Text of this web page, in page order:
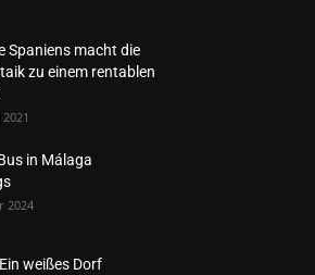
Spaniens macht die
zu einem rentablen
in Málaga
2024
weißes Dorf